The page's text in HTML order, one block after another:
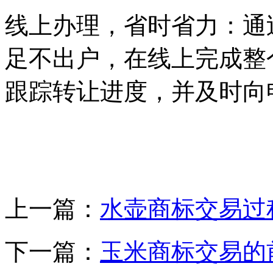
线上办理，省时省力‌：
足不出户，在线上完成
跟踪转让进度，并及时
上一篇： 水壶商标交易
下一篇： 玉米商标交易